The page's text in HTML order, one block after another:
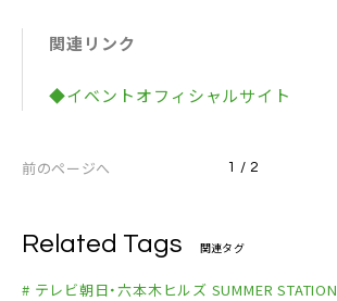
8月18日（日）SKE48 チームS※
い
関連リンク
◆イベントオフィシャルサイト
前のページへ 1 / 2
Related Tags 関連タグ
# テレビ朝日・六本木ヒルズ SUMMER STATION